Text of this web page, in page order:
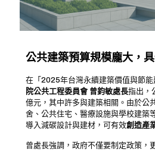
公共建築預算規模龐大，
在「2025年台灣永續建築價值與節能
院公共工程委員會 曾鈞敏處長指出，
億元，其中許多與建築相關。由於公
舍、公共住宅、醫療設施與學校建築
導入減碳設計與建材，可有效創造產
曾處長強調，政府不僅要制定政策，